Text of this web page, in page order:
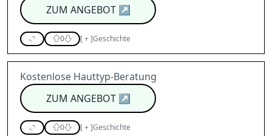
ZUM ANGEBOT↗
0 [+]Geschichte
Kostenlose Hauttyp-Beratung
ZUM ANGEBOT↗
0 [+]Geschichte